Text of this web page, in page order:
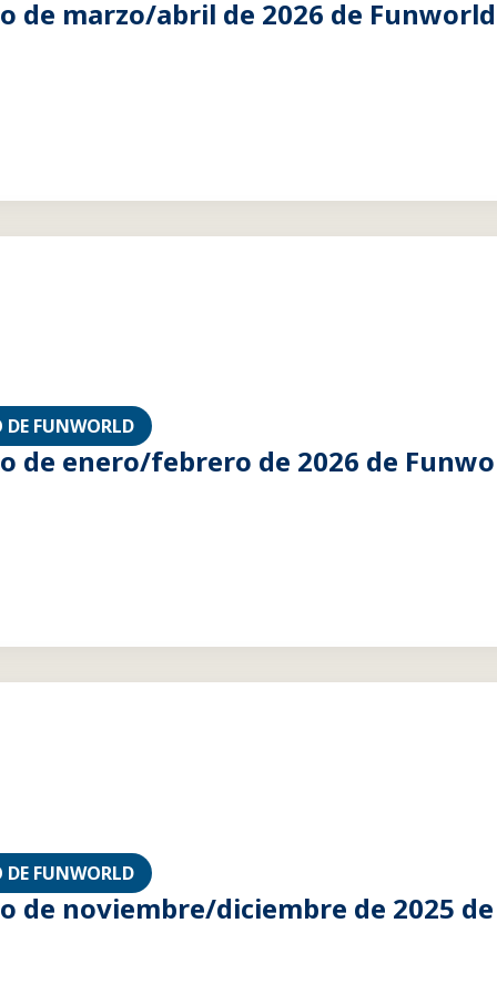
de marzo/abril de 2026 de Funworld
de enero/febrero de 2026 de
FUNWORLD
de noviembre/diciembre de 2025
FUNWORLD